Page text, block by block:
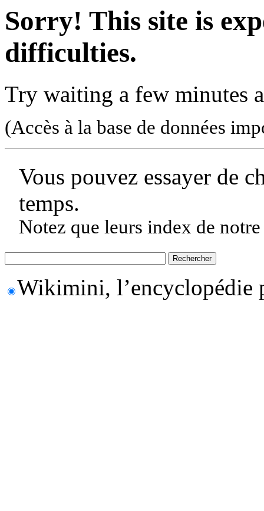
Sorry! This site is
difficulties.
Try waiting a few minutes
(Accès à la base de données
Vous pouvez essayer de
temps.
Notez que leurs index de
Wikimini, l’encyclopédie